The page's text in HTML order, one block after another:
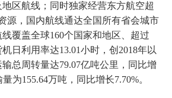
区航线；同时独家经营东方航空超
源，国内航线通达全国所有省会城市
覆盖全球160个国家和地区、超过
日利用率达13.01小时，创2018年以
总周转量达79.07亿吨公里，同比增
为155.64万吨，同比增长7.70%。